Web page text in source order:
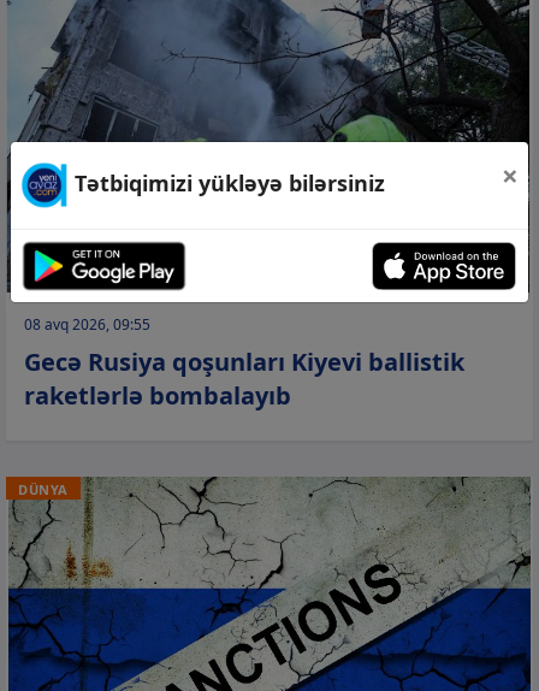
08 avq 2026, 09:55
Gecə Rusiya qoşunları Kiyevi ballistik
raketlərlə bombalayıb
DÜNYA
Tətbiqimizi yükləyə bilərsiniz ×